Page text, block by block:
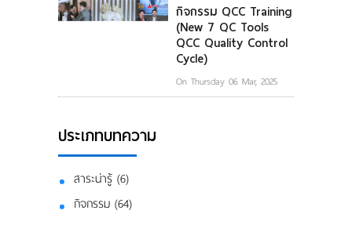
กิจกรรม QCC Training
(New 7 QC Tools
QCC Quality Control
Cycle)
On Thursday 06 Mar, 2025
ประเภทบทความ
สาระน่ารู้ (6)
กิจกรรม (64)